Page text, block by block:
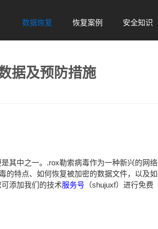
数据恢复
恢复案例
安全知识
据及预防措施
其中之一。.rox勒索病毒作为一种新兴的网络
的特点、如何恢复被加密的数据文件，以及如
添加我们的技术服务号 （shujuxf）进行免费